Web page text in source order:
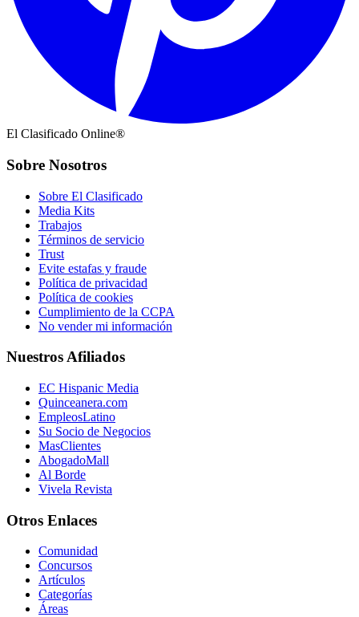
El Clasificado Online®
Sobre Nosotros
Sobre El Clasificado
Media Kits
Trabajos
Términos de servicio
Trust
Evite estafas y fraude
Política de privacidad
Política de cookies
Cumplimiento de la CCPA
No vender mi información
Nuestros Afiliados
EC Hispanic Media
Quinceanera.com
EmpleosLatino
Su Socio de Negocios
MasClientes
AbogadoMall
Al Borde
Vivela Revista
Otros Enlaces
Comunidad
Concursos
Artículos
Categorías
Áreas